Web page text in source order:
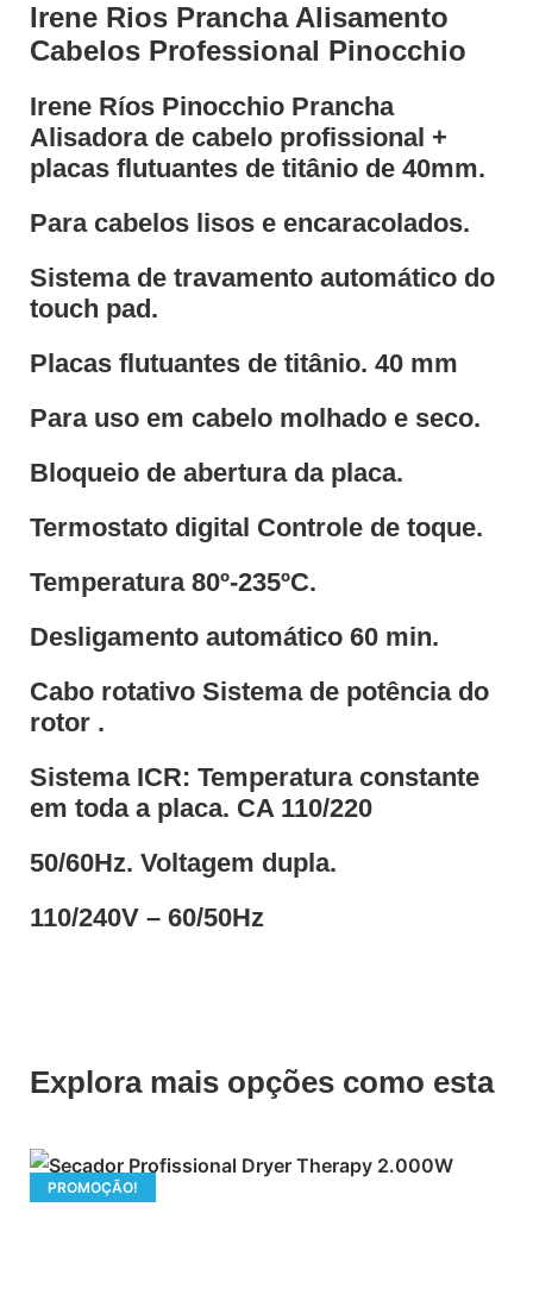
Irene Rios Prancha Alisamento
Cabelos Professional Pinocchio
Irene Ríos Pinocchio Prancha
Alisadora de cabelo profissional +
placas flutuantes de titânio de 40mm.
Para cabelos lisos e encaracolados.
Sistema de travamento automático do
touch pad.
Placas flutuantes de titânio. 40 mm
Para uso em cabelo molhado e seco.
Bloqueio de abertura da placa.
Termostato digital Controle de toque.
Temperatura 80º-235ºC.
Desligamento automático 60 min.
Cabo rotativo Sistema de potência do
rotor .
Sistema ICR: Temperatura constante
em toda a placa. CA 110/220
50/60Hz. Voltagem dupla.
110/240V – 60/50Hz
Explora mais opções como esta
PROMOÇÃO!